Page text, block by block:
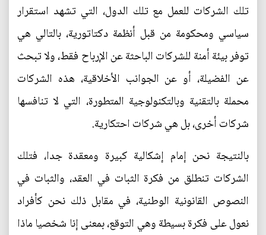
تلك الشركات للعمل مع تلك الدول، التي تشهد استقرار
سياسي ومحكومة من قبل أنظمة دكتاتورية، بالتالي هي
توفر بيئة أمنة للشركات الباحثة عن الإرباح فقط، ولا تبحث
عن الفضيلة، أو عن الجوانب الأخلاقية، هذه الشركات
محملة بالتقنية وبالتكنولوجية المتطورة، التي لا تنافسها
شركات أخرى، بل هي شركات احتكارية.
بالنتيجة نحن إمام إشكالية كبيرة ومعقدة جدا، فتلك
الشركات تنطلق من فكرة الثبات في العقد، والثبات في
النصوص القانونية الوطنية، في مقابل ذلك نحن كأفراد
نعول على فكرة بسيطة وهي التوقع، بمعنى إنا شخصيا ماذا